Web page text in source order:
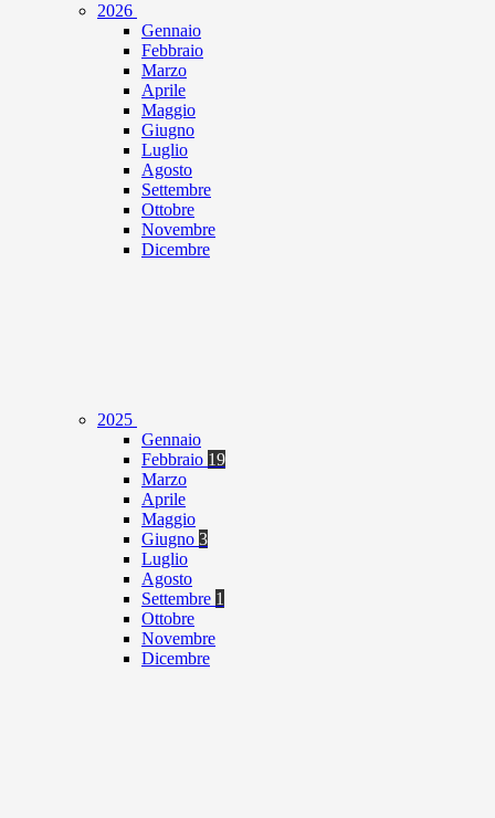
2026
Gennaio
Febbraio
Marzo
Aprile
Maggio
Giugno
Luglio
Agosto
Settembre
Ottobre
Novembre
Dicembre
2025
Gennaio
Febbraio 19
Marzo
Aprile
Maggio
Giugno 3
Luglio
Agosto
Settembre 1
Ottobre
Novembre
Dicembre